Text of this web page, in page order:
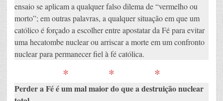
ensaio se aplicam a qualquer falso dilema de “vermelho ou
morto”; em outras palavras, a qualquer situação em que um
católico é forçado a escolher entre apostatar da Fé para evitar
uma hecatombe nuclear ou arriscar a morte em um confronto
nuclear para permanecer fiel à fé católica.
* * *
Perder a Fé é um mal maior do que a destruição nuclear